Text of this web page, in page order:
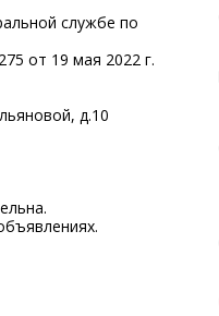
службе по
от 19 мая 2022 г.
д.10